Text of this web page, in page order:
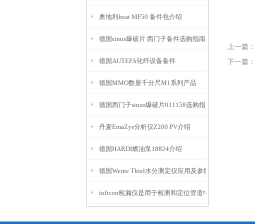
奥地利heat MF50 备件包介绍
德国sinus爆破片 西门子备件选购指南
德国AUTEFA化纤设备备件
德国MMO数显千分尺M1系列产品
德国西门子sinus爆破片011158选购指南
丹麦EmaZys分析仪Z200 PV介绍
德国HARDI燃油泵18824介绍
德国Werne Thiel水分测定仪应用及参数
inficon检漏仪是用于检测和定位管道中泄漏点的仪器
上一篇：
下一篇：